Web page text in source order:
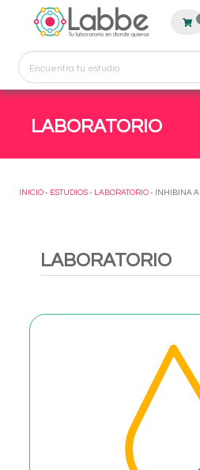
LABORATORIO
INICIO - ESTUDIOS - LABORATORIO - INHIBINA A
LABORATORIO